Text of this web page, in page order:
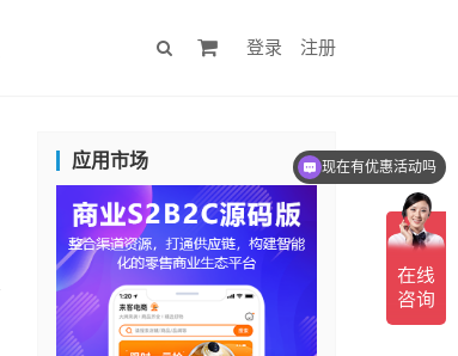
登录 注册
应用市场 现在有优惠活动吗